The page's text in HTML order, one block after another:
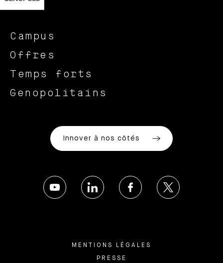
Campus
Offres
Temps forts
Genopolitains
Innover à nos côtés
MENTIONS LÉGALES
PRESSE